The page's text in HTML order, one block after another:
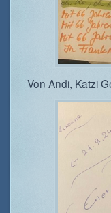
Von Andi, Katzi